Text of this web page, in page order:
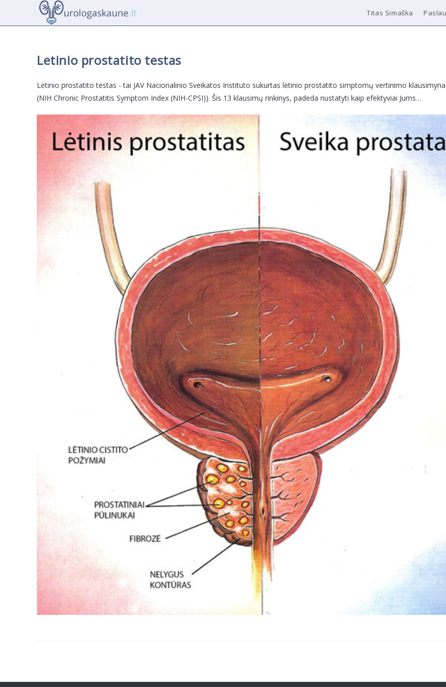
Titas Simaška
Letinio prostatito testas
Lėtinio prostatito testas - tai JAV Nacionalinio Sveikatos Instituto sukurtas lėtinio prostatito simptomų vertinimo
(NIH Chronic Prostatitis Symptom Index (NIH-CPSI)). Šis 13 klausimų rinkinys, padeda nustatyti kaip efektyviai Jums…